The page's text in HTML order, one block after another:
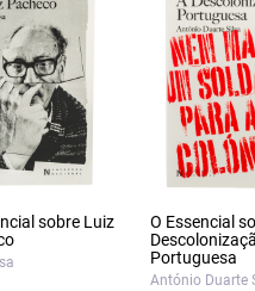
sobre Luiz
O Essencial
Portuguesa
António Duarte